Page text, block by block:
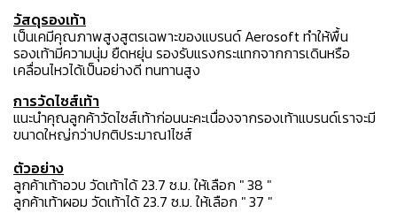
วัสดุรองเท้า
เป็นเคมีคุณภาพสูงสูตรเฉพาะของแบรนด์ Aerosoft ทำให้พื้น
รองเท้ามีความนุ่ม ยืดหยุ่น รองรับแรงกระแทกจากการเดินหรือ
เคลื่อนไหวได้เป็นอย่างดี ทนทานสูง
การวัดไซส์เท้า
แนะนำคุณลูกค้าวัดไซส์เท้าก่อนนะคะเนื่องจากรองเท้าแบรนด์เราจะมี
ขนาดใหญ่กว่าปกติประมาณ1ไซส์
ตัวอย่าง
ลูกค้าเท้าอวบ วัดเท้าได้ 23.7 ซ.ม. ให้เลือก " 38 "
ลูกค้าเท้าผอม วัดเท้าได้ 23.7 ซ.ม. ให้เลือก " 37 "